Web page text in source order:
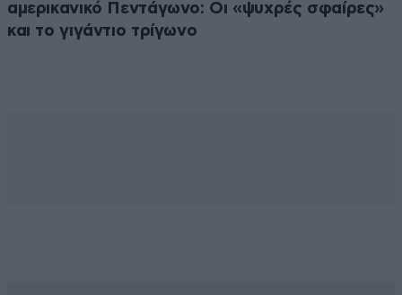
αμερικανικό Πεντάγωνο: Οι «ψυχρές σφαίρες»
και το γιγάντιο τρίγωνο